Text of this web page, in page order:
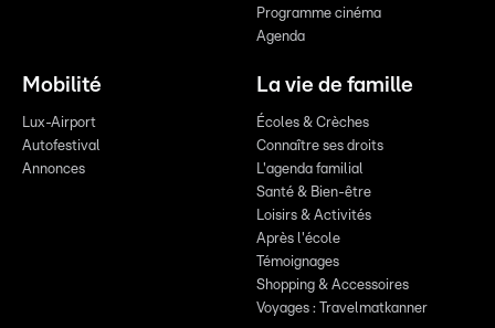
Programme cinéma
Agenda
Mobilité
Lux-Airport
Autofestival
Annonces
La vie de famille
Écoles & Crèches
Connaître ses droits
L'agenda familial
Santé & Bien-être
Loisirs & Activités
Après l'école
Témoignages
Shopping & Accessoires
Voyages : Travelmatkanner